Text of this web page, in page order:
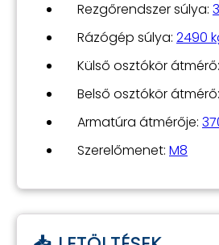
Rezgőrendszer súlya:
Rázógép súlya: 2490
Külső osztókör átmérő:
Belső osztókör átmérő:
Armatúra átmérője:
Szerelőmenet: M8